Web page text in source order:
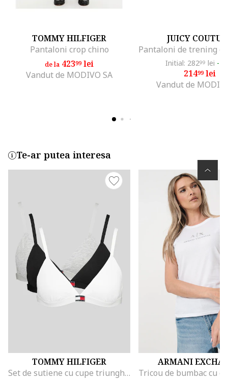
TOMMY HILFIGER
Pantaloni crop chino
de la 42399lei
Vandut de MODIVO SA
JUICY
Initial: 28299 lei -
21499lei
Vandut de
Te-ar putea interesa
TOMMY HILFIGER
Set de sutiene cu cupe triunghiulare si detaliu logo - 3 perechi, Alb/Negru/Gri melange
ARMANI